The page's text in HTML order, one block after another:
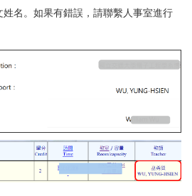
名。如果有錯誤，請聯繫人事室進行